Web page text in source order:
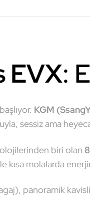
EVX:
KGM
sessiz ama
biri olan
kısa molalarda
panoramik